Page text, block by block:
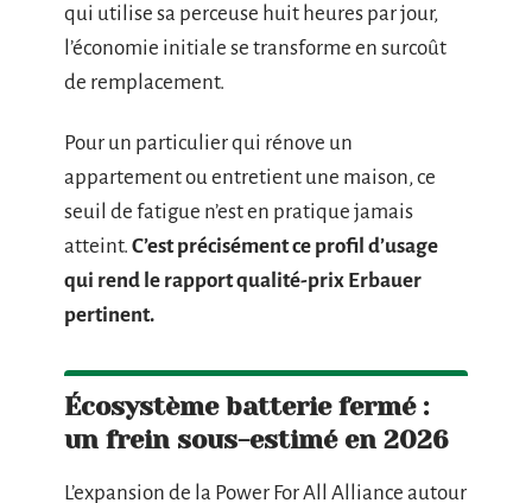
qui utilise sa perceuse huit heures par jour,
l’économie initiale se transforme en surcoût
de remplacement.
Pour un particulier qui rénove un
appartement ou entretient une maison, ce
seuil de fatigue n’est en pratique jamais
atteint. C’est précisément ce profil d’usage
qui rend le rapport qualité-prix Erbauer
pertinent.
Écosystème batterie fermé :
un frein sous-estimé en 2026
L’expansion de la Power For All Alliance autour